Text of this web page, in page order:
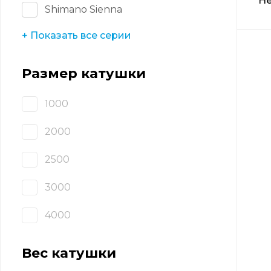
Shimano Sienna
+ Показать все серии
Размер катушки
1000
2000
2500
3000
4000
Вес катушки